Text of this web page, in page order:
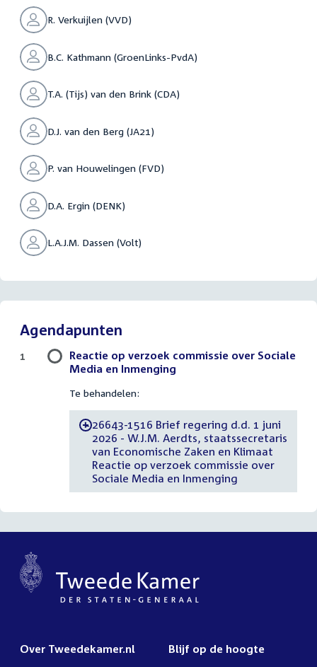
R. Verkuijlen (VVD)
B.C. Kathmann (GroenLinks-PvdA)
T.A. (Tijs) van den Brink (CDA)
D.J. van den Berg (JA21)
P. van Houwelingen (FVD)
D.A. Ergin (DENK)
L.A.J.M. Dassen (Volt)
Agendapunten
Reactie op verzoek commissie over Sociale
Media en Inmenging
Te behandelen:
-26643-1516 Brief regering d.d. 1 juni
2026 - W.J.M. Aerdts, staatssecretaris
van Economische Zaken en Klimaat
Reactie op verzoek commissie over
Sociale Media en Inmenging
1
Over Tweedekamer.nl Blijf op de hoogte